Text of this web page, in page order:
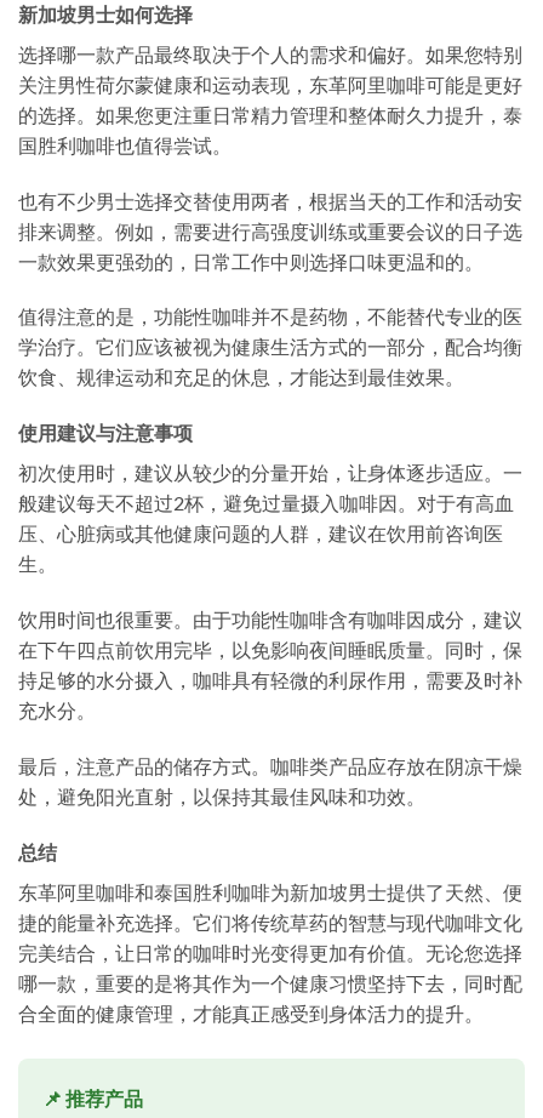
新加坡男士如何选择
选择哪一款产品最终取决于个人的需求和偏好。如果您特别
关注男性荷尔蒙健康和运动表现，东革阿里咖啡可能是更好
的选择。如果您更注重日常精力管理和整体耐久力提升，泰
国胜利咖啡也值得尝试。
也有不少男士选择交替使用两者，根据当天的工作和活动安
排来调整。例如，需要进行高强度训练或重要会议的日子选
一款效果更强劲的，日常工作中则选择口味更温和的。
值得注意的是，功能性咖啡并不是药物，不能替代专业的医
学治疗。它们应该被视为健康生活方式的一部分，配合均衡
饮食、规律运动和充足的休息，才能达到最佳效果。
使用建议与注意事项
初次使用时，建议从较少的分量开始，让身体逐步适应。一
般建议每天不超过2杯，避免过量摄入咖啡因。对于有高血
压、心脏病或其他健康问题的人群，建议在饮用前咨询医
生。
饮用时间也很重要。由于功能性咖啡含有咖啡因成分，建议
在下午四点前饮用完毕，以免影响夜间睡眠质量。同时，保
持足够的水分摄入，咖啡具有轻微的利尿作用，需要及时补
充水分。
最后，注意产品的储存方式。咖啡类产品应存放在阴凉干燥
处，避免阳光直射，以保持其最佳风味和功效。
总结
东革阿里咖啡和泰国胜利咖啡为新加坡男士提供了天然、便
捷的能量补充选择。它们将传统草药的智慧与现代咖啡文化
完美结合，让日常的咖啡时光变得更加有价值。无论您选择
哪一款，重要的是将其作为一个健康习惯坚持下去，同时配
合全面的健康管理，才能真正感受到身体活力的提升。
📌 推荐产品